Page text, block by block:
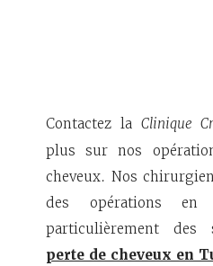
Contactez laClinique
plus sur nos
cheveux. Nos
des opérations
particulièrement
perte de cheveux en